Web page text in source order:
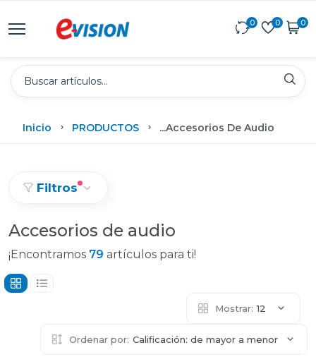
0 0 0
Inicio PRODUCTOS ...Accesorios De Audio
Filtros
Accesorios de audio
¡Encontramos 79 artículos para ti!
Mostrar: 12
Ordenar por: Calificación: de mayor a menor